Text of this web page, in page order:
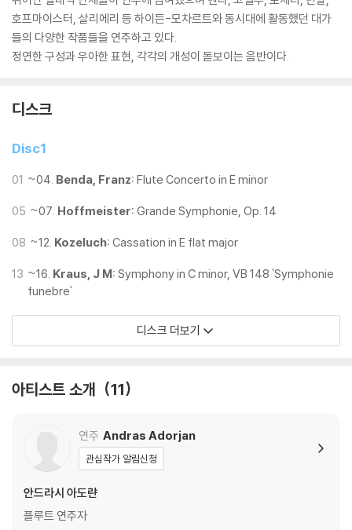
호프마이스터, 살리에리 등 하이든-모차르트와 동시대에 활동했던 대가
들의 다양한 작품들을 연주하고 있다.
정연한 구성과 우아한 표현, 각각의 개성이 돋보이는 음반이다.
디스크
Disc1
01 ~04. Benda, Franz: Flute Concerto in E minor
05 ~07. Hoffmeister: Grande Symphonie, Op. 14
08 ~12. Kozeluch: Cassation in E flat major
13 ~16. Kraus, J M: Symphony in C minor, VB 148 'Symphonie
funebre'
디스크 더보기
아티스트 소개 11
연주 Andras Adorjan
관심작가 알림신청
안드라시 아도랸
플루트 연주자